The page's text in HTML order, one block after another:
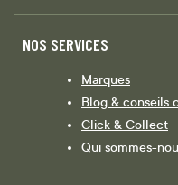
NOS SERVICES
Marques
Blog & conseils
Click & Collect
Qui sommes-